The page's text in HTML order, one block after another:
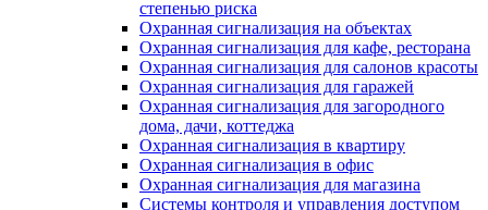
степенью риска
Охранная сигнализация на объектах
Охранная сигнализация для кафе, ресторана
Охранная сигнализация для салонов красоты
Охранная сигнализация для гаражей
Охранная сигнализация для загородного
дома, дачи, коттеджа
Охранная сигнализация в квартиру
Охранная сигнализация в офис
Охранная сигнализация для магазина
Системы контроля и управления доступом